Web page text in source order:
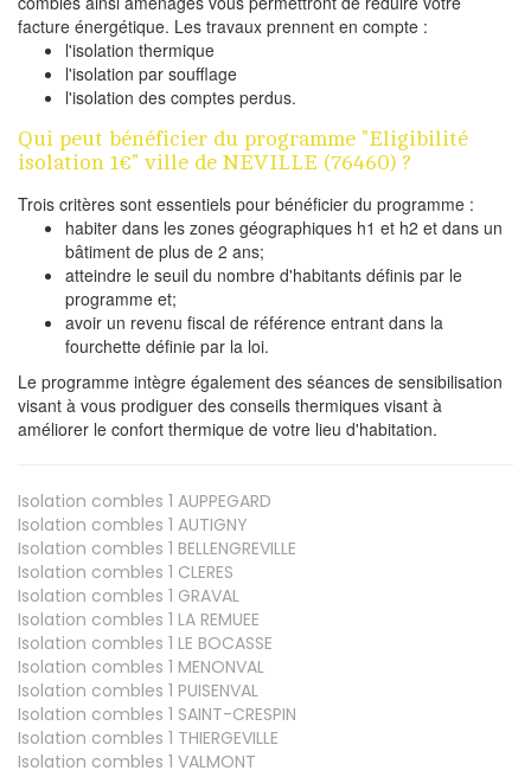
facture énergétique. Les travaux prennent en compte :
l'isolation thermique
l'isolation par soufflage
l'isolation des comptes perdus.
Qui peut bénéficier du programme "Eligibilité
isolation 1€" ville de NEVILLE (76460) ?
Trois critères sont essentiels pour bénéficier du programme :
habiter dans les zones géographiques h1 et h2 et dans un
bâtiment de plus de 2 ans;
atteindre le seuil du nombre d'habitants définis par le
programme et;
avoir un revenu fiscal de référence entrant dans la
fourchette définie par la loi.
Le programme intègre également des séances de sensibilisation
visant à vous prodiguer des conseils thermiques visant à
améliorer le confort thermique de votre lieu d'habitation.
Isolation combles 1 AUPPEGARD
Isolation combles 1 AUTIGNY
Isolation combles 1 BELLENGREVILLE
Isolation combles 1 CLERES
Isolation combles 1 GRAVAL
Isolation combles 1 LA REMUEE
Isolation combles 1 LE BOCASSE
Isolation combles 1 MENONVAL
Isolation combles 1 PUISENVAL
Isolation combles 1 SAINT-CRESPIN
Isolation combles 1 THIERGEVILLE
Isolation combles 1 VALMONT